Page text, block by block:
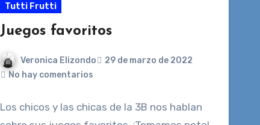
Tutti Frutti
Juegos favoritos
Veronica Elizondo
29 de marzo de 2022
No hay comentarios
Los chicos y las chicas de la 3B nos hablan